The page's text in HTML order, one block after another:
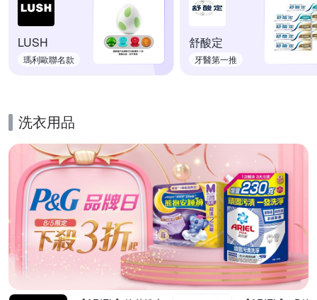
LUSH
瑪利歐聯名款
舒酸定
牙醫第一推
洗衣用品